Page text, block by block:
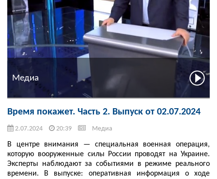
Медиа
Время покажет. Часть 2. Выпуск от 02.07.2024
2.07.2024 20:39 Медиа
В центре внимания — специальная военная операция,
которую вооруженные силы России проводят на Украине.
Эксперты наблюдают за событиями в режиме реального
времени. В выпуске: оперативная информация о ходе